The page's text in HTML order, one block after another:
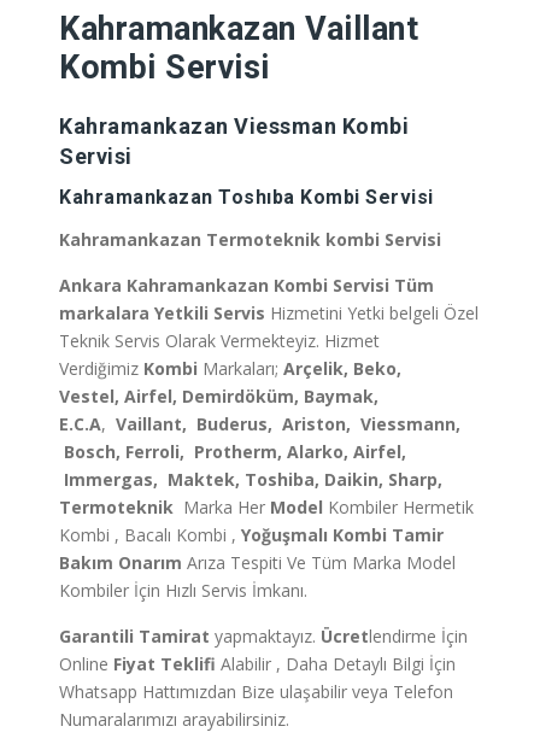
Kahramankazan Vaillant
Kombi Servisi
Kahramankazan Viessman Kombi
Servisi
Kahramankazan Toshıba Kombi Servisi
Kahramankazan Termoteknik kombi Servisi
Ankara Kahramankazan Kombi Servisi Tüm
markalara Yetkili Servis Hizmetini Yetki belgeli Özel
Teknik Servis Olarak Vermekteyiz. Hizmet
Verdiğimiz Kombi Markaları; Arçelik, Beko,
Vestel, Airfel, Demirdöküm, Baymak,
E.C.A, Vaillant, Buderus, Ariston, Viessmann,
Bosch, Ferroli, Protherm, Alarko, Airfel,
Immergas, Maktek, Toshiba, Daikin, Sharp,
Termoteknik Marka Her Model Kombiler Hermetik
Kombi , Bacalı Kombi , Yoğuşmalı Kombi Tamir
Bakım Onarım Arıza Tespiti Ve Tüm Marka Model
Kombiler İçin Hızlı Servis İmkanı.
Garantili Tamirat yapmaktayız. Ücretlendirme İçin
Online Fiyat Teklifi Alabilir , Daha Detaylı Bilgi İçin
Whatsapp Hattımızdan Bize ulaşabilir veya Telefon
Numaralarımızı arayabilirsiniz.